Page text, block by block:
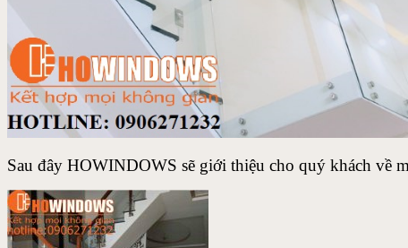
Sau đây HOWINDOWS sẽ giới thiệu cho quý khách về